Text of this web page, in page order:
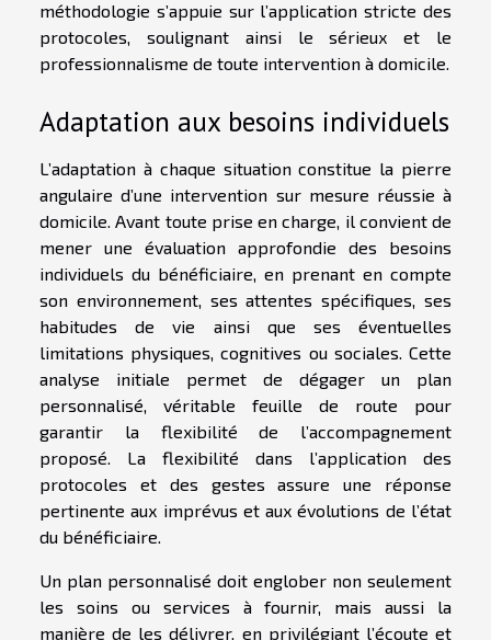
méthodologie s’appuie sur l’application stricte des
protocoles, soulignant ainsi le sérieux et le
professionnalisme de toute intervention à domicile.
Adaptation aux besoins individuels
L’adaptation à chaque situation constitue la pierre
angulaire d’une intervention sur mesure réussie à
domicile. Avant toute prise en charge, il convient de
mener une évaluation approfondie des besoins
individuels du bénéficiaire, en prenant en compte
son environnement, ses attentes spécifiques, ses
habitudes de vie ainsi que ses éventuelles
limitations physiques, cognitives ou sociales. Cette
analyse initiale permet de dégager un plan
personnalisé, véritable feuille de route pour
garantir la flexibilité de l’accompagnement
proposé. La flexibilité dans l’application des
protocoles et des gestes assure une réponse
pertinente aux imprévus et aux évolutions de l’état
du bénéficiaire.
Un plan personnalisé doit englober non seulement
les soins ou services à fournir, mais aussi la
manière de les délivrer, en privilégiant l’écoute et